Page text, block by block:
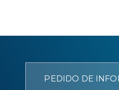
PEDIDO DE